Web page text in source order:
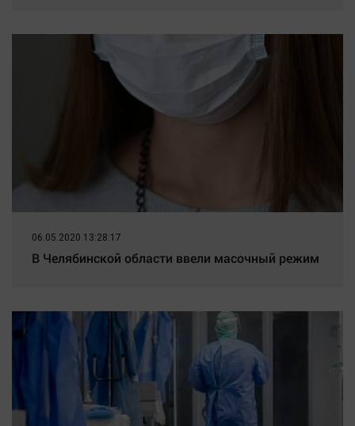
06.05.2020 13:28:17
В Челябинской области ввели масочный режим